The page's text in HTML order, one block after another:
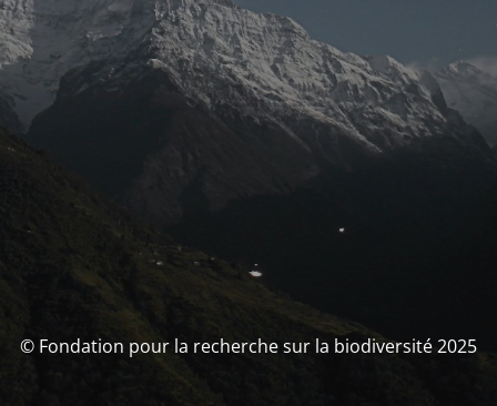
© Fondation pour la recherche sur la biodiversité 2025